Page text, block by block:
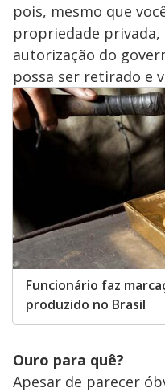
pois, mesmo que
propriedade privada,
autorização do
possa ser retirado e
Funcionário faz
produzido no Brasil
Ouro para quê?
Apesar de parecer